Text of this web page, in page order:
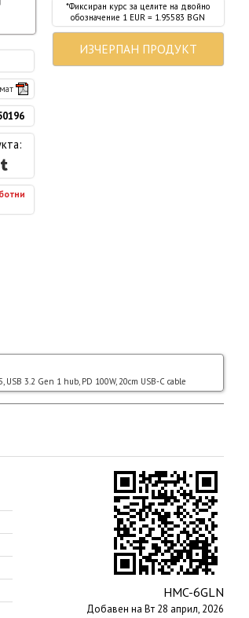
*Фиксиран курс за целите на двойно
обозначение 1 EUR = 1.95583 BGN
ИЗЧЕРПАН ПРОДУКТ
3.2 Gen 1 hub, PD 100W, 20cm USB-C cable
HMC-6GLN
Добавен на Вт 28 април, 2026